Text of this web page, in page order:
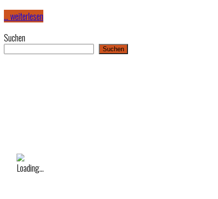
… weiterlesen
Suchen
Suchen